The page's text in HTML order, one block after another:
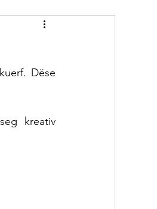
Dëse
kreativ